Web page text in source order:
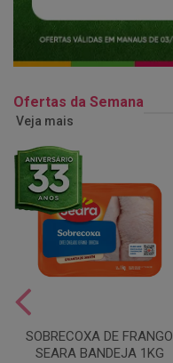
Ofertas da Semana
Veja mais
SOBRECOXA DE FRANGO
SEARA BANDEJA 1KG